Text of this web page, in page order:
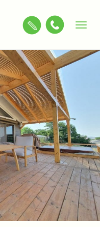
Toggle
navigation